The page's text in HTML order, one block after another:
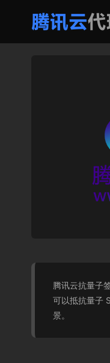
腾讯云抗量子
可以抵抗量子
景。